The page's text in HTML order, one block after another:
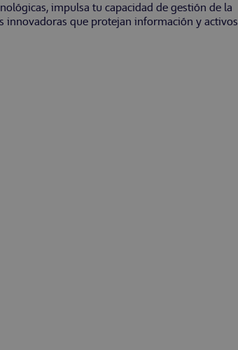
impulsa tu capacidad de gestión de la
innovadoras que protejan información y activos